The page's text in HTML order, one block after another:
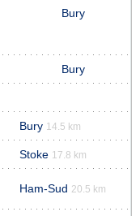
Bury
Bury
Bury 14.5 km
Stoke 17.8 km
Ham-Sud 20.5 km